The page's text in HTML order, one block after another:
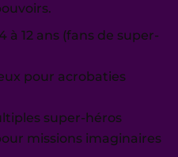
à 12 ans (fans de super-
pour acrobaties
super-héros
missions imaginaires